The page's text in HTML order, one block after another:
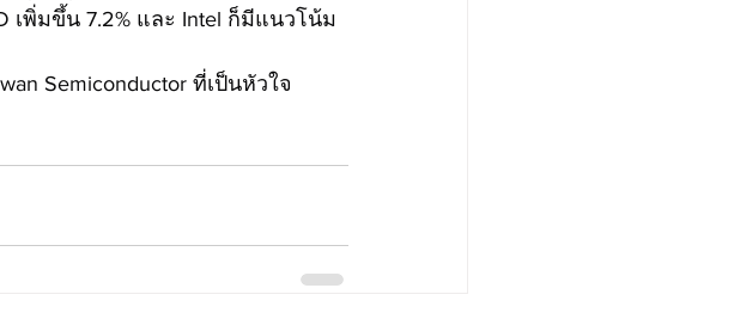
เพิ่มขึ้น 7.2% และ Intel ก็มีแนวโน้ม
Semiconductor ที่เป็นหัวใจ